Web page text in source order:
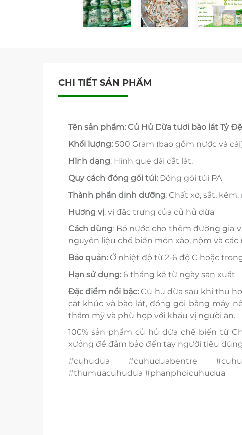
CHI TIẾT SẢN PHẨM
Tên sản phẩm: Củ Hủ Dừa tươi bào lát Tỷ Đệ
Khối lượng: 500 Gram (bao gồm nước và cái)
Hình dạng: Hình que dài cắt lát.
Quy cách đóng gói túi: Đóng gói túi PA
Thành phần dinh dưỡng: Chất xơ, sắt,
Hương vị: vị đặc trưng của củ hủ dừa
Cách dùng: Bỏ nước cho thêm đường gia
nguyên liệu chế biến món xào, nộm và
Bảo quản: Ở nhiệt độ từ 2-6 độ C hoặc
Hạn sử dụng: 6 tháng kể từ ngày sản xuất
Đặc điểm nổi bậc: Củ hủ dừa sau khi thu
cắt khúc và bào lát, đóng gói bằng máy
thẩm mỹ và phù hợp với khẩu vị người ăn.
100% sản phẩm củ hủ dừa chế biến từ
xưởng để đảm bảo đến tay người tiêu
#cuhudua #cuhuduabentre
#thumuacuhudua #phanphoicuhudua